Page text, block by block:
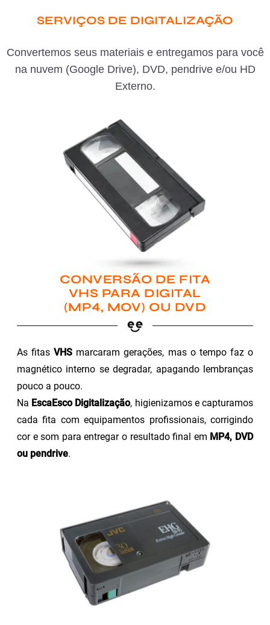
SERVIÇOS DE DIGITALIZAÇÃO
Convertemos seus materiais e entregamos para você
na nuvem (Google Drive), DVD, pendrive e/ou HD
Externo.
CONVERSÃO DE FITA
VHS PARA DIGITAL
(MP4, MOV) OU DVD
As fitasVHS marcaram gerações, mas o tempo faz o
magnético interno se degradar, apagando lembranças
pouco a pouco.
Na EscaEsco Digitalização, higienizamos e capturamos
cada fita com equipamentos profissionais, corrigindo
cor e som para entregar o resultado final em MP4, DVD
ou pendrive.